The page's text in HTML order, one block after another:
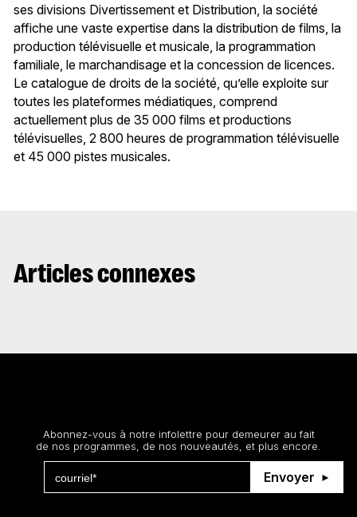
ses divisions Divertissement et Distribution, la société
affiche une vaste expertise dans la distribution de films, la
production télévisuelle et musicale, la programmation
familiale, le marchandisage et la concession de licences.
Le catalogue de droits de la société, qu’elle exploite sur
toutes les plateformes médiatiques, comprend
actuellement plus de 35 000 films et productions
télévisuelles, 2 800 heures de programmation télévisuelle
et 45 000 pistes musicales.
Articles connexes
Abonnez-vous à notre infolettre pour demeurer au fait
de nos programmes, de nos nouveautés, et plus encore.
Envoyer